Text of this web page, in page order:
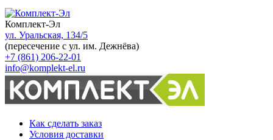
Комплект-Эл
ул. Уральская, 134/5
(пересечение с ул. им. Дежнёва)
+7 (861) 206-22-01
info@komplekt-el.ru
Как сделать заказ
Условия доставки